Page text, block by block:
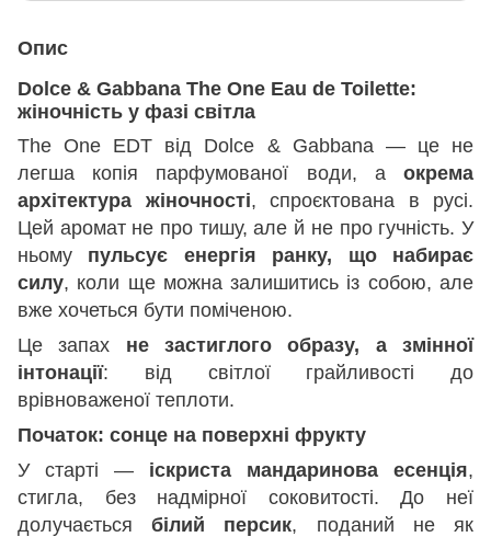
Опис
Dolce & Gabbana The One Eau de Toilette:
жіночність у фазі світла
The One EDT від Dolce & Gabbana — це не
легша копія парфумованої води, а окрема
архітектура жіночності, спроєктована в русі.
Цей аромат не про тишу, але й не про гучність. У
ньому пульсує енергія ранку, що набирає
силу, коли ще можна залишитись із собою, але
вже хочеться бути поміченою.
Це запах не застиглого образу, а змінної
інтонації: від світлої грайливості до
врівноваженої теплоти.
Початок: сонце на поверхні фрукту
У старті — іскриста мандаринова есенція,
стигла, без надмірної соковитості. До неї
долучаєтьсябілий персик, поданий не як